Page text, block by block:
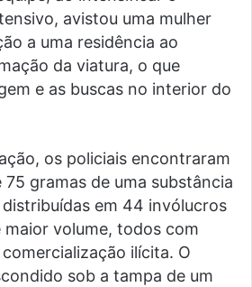
avistou uma mulher
a uma residência ao
da viatura, o que
e as buscas no interior do
os policiais encontraram
gramas de uma substância
em 44 invólucros
maior volume, todos com
ilícita. O
sob a tampa de um